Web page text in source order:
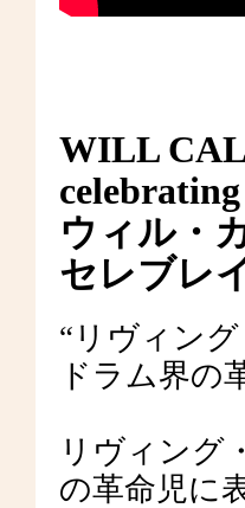
WILL
ウィル・
セレブレ
“リヴィン
ドラム界の
リヴィング
の革命児に